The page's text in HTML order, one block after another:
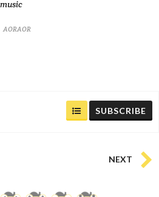
AORAOR
SUBSCRIBE
NEXT